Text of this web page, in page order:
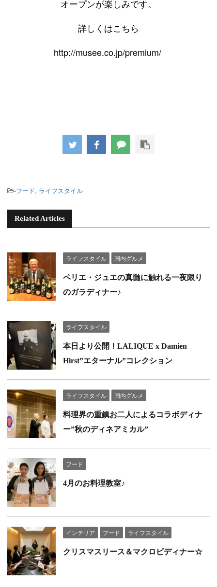
オープンが楽しみです。
詳しくはこちら
http://musee.co.jp/premium/
-フード, ライフスタイル
Related Articles
ライフスタイル 国内グルメ
ペリエ・ジュエの真髄に触れる一夜限り
のガラディナー♪
ライフスタイル
本日より公開！LALIQUE x Damien
Hirst”エターナル”コレクション
ライフスタイル 国内グルメ
料理界の重鎮お二人によるコラボディナ
ー”秋のディネアミカル”
フード
4月のお料理教室♪
インテリア フード ライフスタイル
クリスマスリース＆マクロビディナー☆